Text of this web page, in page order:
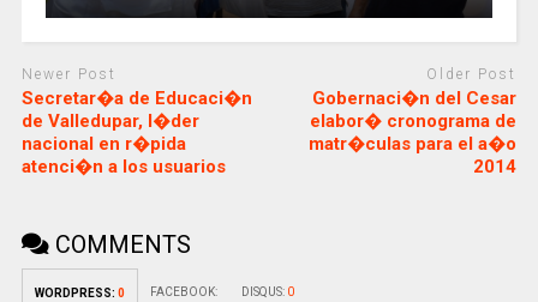
Newer Post
Secretar�a de Educaci�n
de Valledupar, l�der
nacional en r�pida
atenci�n a los usuarios
Older Post
Gobernaci�n del Cesar
elabor� cronograma de
matr�culas para el a�o
2014
COMMENTS
WORDPRESS: 0 FACEBOOK: DISQUS: 0